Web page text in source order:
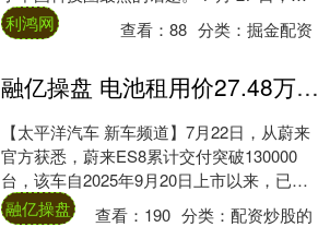
产 DRAM 龙头长鑫科技在....
利鸿网 查看：88 分类：掘金配资
融亿操盘 电池租用价27.48万起 蔚来ES8累计交付突破130000台
【太平洋汽车 新车频道】7月22日，从蔚来
官方获悉，蔚来ES8累计交付突破130000
台，该车自2025年9月20日上市以来，已连
续6个月获得40万以上车型销量....
融亿操盘 查看： 190 分类：配资炒股的